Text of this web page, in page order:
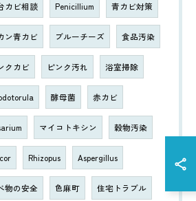
カビ相談 Penicillium 青カビ対策
ン青カビ ブルーチーズ 食品汚染
クカビ ピンク汚れ 浴室掃除
酵母菌 赤カビ
マイコトキシン 穀物汚染
Rhizopus Aspergillus
物の安全 色麻町 住宅トラブル